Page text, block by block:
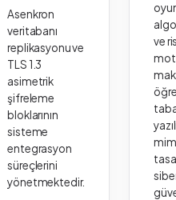
Asenkron
veritabanı
replikasyonu ve
TLS 1.3
asimetrik
şifreleme
bloklarının
sisteme
entegrasyon
süreçlerini
yönetmektedir.
ve